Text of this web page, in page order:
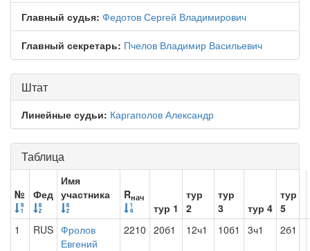
Главный судья: Федотов Сергей Владимирович
Главный секретарь: Пчелов Владимир Васильевич
Штат
Линейные судьи: Каргаполов Александр
Таблица
№ Фед
Имя
участника
Rнач
тур 1
тур
2
тур
3
тур 4
тур
5
1
RUS Фролов
Евгений
2210 20б1 12ч1 10б1 3ч1 2б1